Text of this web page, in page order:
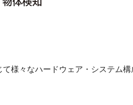
様々なハードウェア・システム構